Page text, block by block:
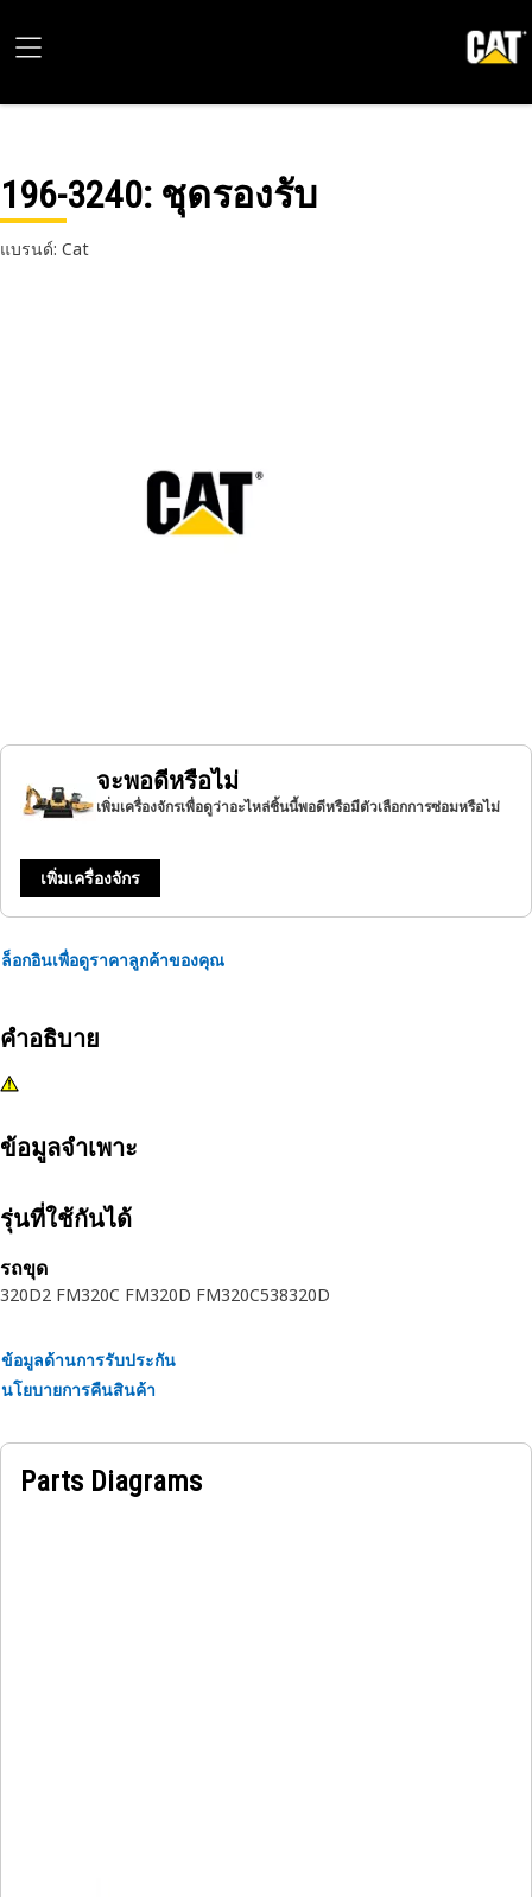
196-3240: ชุดรองรับ
แบรนด์: Cat
จะพอดีหรือไม่
เพิ่มเครื่องจักรเพื่อดูว่าอะไหล่ชิ้นนี้พอดีหรือมีตัวเลือกการซ่อมหรือไม่
เพิ่มเครื่องจักร
ล็อกอินเพื่อดูราคาลูกค้าของคุณ
คำอธิบาย
ข้อมูลจำเพาะ
รุ่นที่ใช้กันได้
รถขุด
320D2 FM320C FM320D FM320C538320D
ข้อมูลด้านการรับประกัน
นโยบายการคืนสินค้า
Parts Diagrams